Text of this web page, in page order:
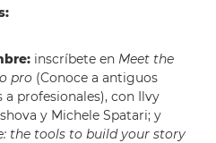
inscríbete en Meet the
pro (Conoce a antiguos
profesionales), con Ilvy
y Michele Spatari; y
the tools to build your story